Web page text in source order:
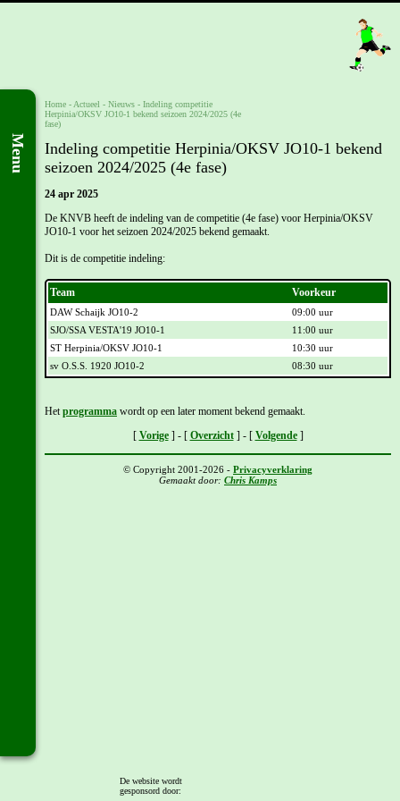
Menu
Home - Actueel - Nieuws - Indeling competitie
Herpinia/OKSV JO10-1 bekend seizoen 2024/2025 (4e
fase)
Indeling competitie Herpinia/OKSV JO10-1 bekend
seizoen 2024/2025 (4e fase)
24 apr 2025
De KNVB heeft de indeling van de competitie (4e fase) voor Herpinia/OKSV
JO10-1 voor het seizoen 2024/2025 bekend gemaakt.
Dit is de competitie indeling:
Team Voorkeur
DAW Schaijk JO10-2
09:00 uur
SJO/SSA VESTA'19 JO10-1
11:00 uur
ST Herpinia/OKSV JO10-1
10:30 uur
sv O.S.S. 1920 JO10-2
08:30 uur
Hetprogramma wordt op een later moment bekend gemaakt.
[ Vorige] - [ Overzicht] - [ Volgende]
© Copyright 2001-2026 - Privacyverklaring
Gemaakt door: Chris Kamps
De website wordt
gesponsord door: